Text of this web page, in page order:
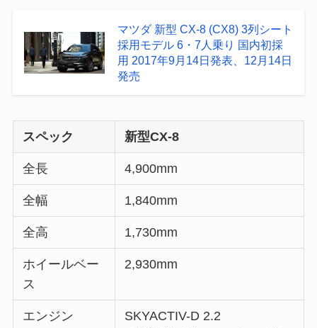
マツダ 新型 CX-8 (CX8) 3列シート
採用モデル 6・7人乗り 国内初採
用 2017年9月14日発表、12月14日
発売
スペック 新型CX-8
全長 4,900mm
全幅 1,840mm
全高 1,730mm
ホイールベー
ス
2,930mm
エンジン
SKYACTIV-D 2.2